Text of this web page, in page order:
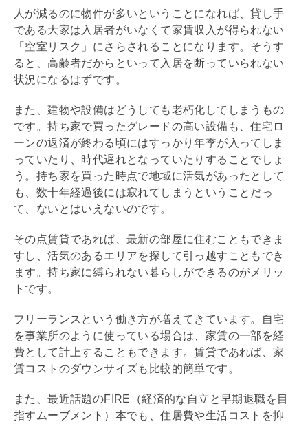
人が減るのに物件が多いということになれば、貸し手
である大家は入居者がいなくて家賃収入が得られない
「空室リスク」にさらされることになります。そうす
ると、高齢者だからといって入居を断っていられない
状況になるはずです。
また、建物や設備はどうしても老朽化してしまうもの
です。持ち家で買ったグレードの高い設備も、住宅ロ
ーンの返済が終わる頃にはすっかり年季が入ってしま
っていたり、時代遅れとなっていたりすることでしょ
う。持ち家を買った時点で地域に活気があったとして
も、数十年経過後には寂れてしまうということだっ
て、ないとはいえないのです。
その点賃貸であれば、最新の部屋に住むこともできま
すし、活気のあるエリアを探して引っ越すこともでき
ます。持ち家に縛られない暮らしができるのがメリッ
トです。
フリーランスという働き方が増えてきています。自宅
を事業所のように使っている場合は、家賃の一部を経
費として計上することもできます。賃貸であれば、家
賃コストのダウンサイズも比較的簡単です。
また、最近話題のFIRE（経済的な自立と早期退職を目
指すムーブメント）本でも、住居費や生活コストを抑